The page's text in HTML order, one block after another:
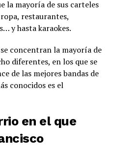
la mayoría de sus carteles
restaurantes,
y hasta karaokes.
concentran la mayoría de
diferentes, en los que se
de las mejores bandas de
conocidos es el
en el que